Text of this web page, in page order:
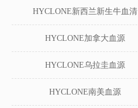
HYCLONE新西兰新生牛血清
HYCLONE加拿大血源
HYCLONE乌拉圭血源
HYCLONE南美血源